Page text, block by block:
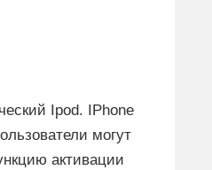
Ipod. IPhone
могут
активации